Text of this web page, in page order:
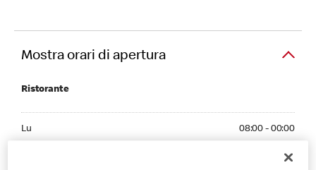
Mostra orari di apertura
Ristorante
Lu 08:00 - 00:00
08:00 - 00:00